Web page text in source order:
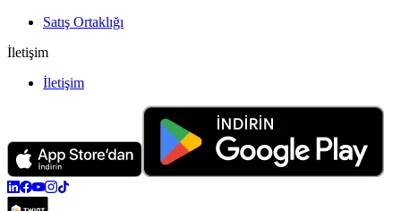
Satış Ortaklığı
İletişim
İletişim